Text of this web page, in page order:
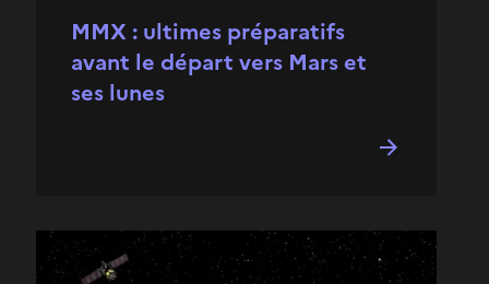
MMX : ultimes préparatifs
avant le départ vers Mars et
ses lunes